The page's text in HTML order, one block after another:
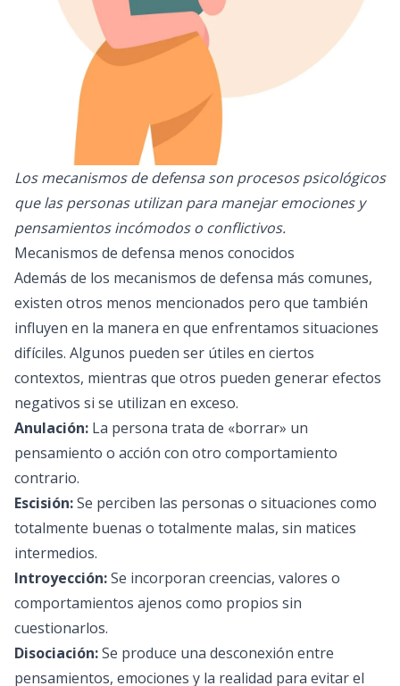
Los mecanismos de defensa son procesos psicológicos
que las personas utilizan para manejar emociones y
pensamientos incómodos o conflictivos.
Mecanismos de defensa menos conocidos
Además de los mecanismos de defensa más comunes,
existen otros menos mencionados pero que también
influyen en la manera en que enfrentamos situaciones
difíciles. Algunos pueden ser útiles en ciertos
contextos, mientras que otros pueden generar efectos
negativos si se utilizan en exceso.
Anulación: La persona trata de «borrar» un
pensamiento o acción con otro comportamiento
contrario.
Escisión:Se perciben las personas o situaciones como
totalmente buenas o totalmente malas, sin matices
intermedios.
Introyección:Se incorporan creencias, valores o
comportamientos ajenos como propios sin
cuestionarlos.
Disociación:Se produce una desconexión entre
pensamientos, emociones y la realidad para evitar el